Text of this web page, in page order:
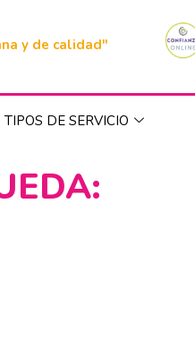
y de calidad"
TIPOS DE SERVICIO